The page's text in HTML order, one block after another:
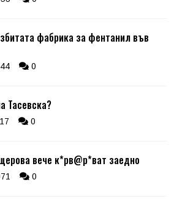
фабрика за фентанил във
0
Тасевска?
0
вече к*рв@р*ват заедно
0